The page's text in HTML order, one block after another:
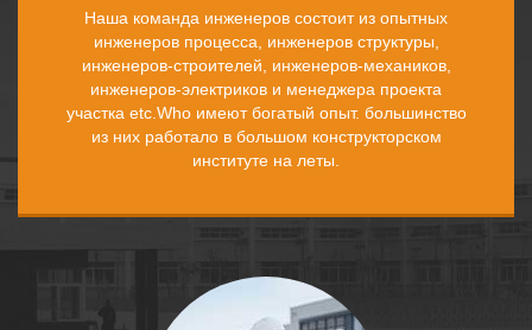
Наша команда инженеров состоит из опытных
инженеров процесса, инженеров структуры,
инженеров-строителей, инженеров-механиков,
инженеров-электриков и менеджера проекта
участка etc.Who имеют богатый опыт. большинство
из них работало в большом конструкторском
институте на леты.